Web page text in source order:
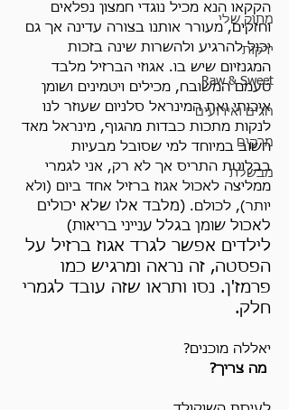
מתוק שלי
ירקות
Raw & Sweet
חגים ואירועים
מרקים
מבשלת
הקקאו הנא מכיל נוגדי חמצון נפלאים
וחזקים, מעורר אותנו בצורה עדינה אך גם
יכול להרגיע ולהשרות שינה בזכות
המגנזיום שיש בו. אגוזי הברזיל מלבד
טעמם המשובח, מכילים ויטמינים ושומן
איכותי ואת המינראל סלניום שעוזר לנו
לנקות מתכות כבדות מהגוף, מינראל מאד
חשוב במיוחד למי שסובל מבעיות
בבלוטת התריס אך לא רק, אני לגמרי
ממליצה לאכול אגוז ברזיל אחד ביום (ולא
יותר), לכולם. (מלבד אלו שלא יכולים
לאכול שומן בגלל ענייני בריאות)
לילדים אפשר לגרד אגוז ברזיל על
הפסטה, זה נראה ומרגיש כמו
פרמז'ן. נסו ותראו שזה עובד לגמרי
חלק.
יאללה מוכנים?
מה צריך?